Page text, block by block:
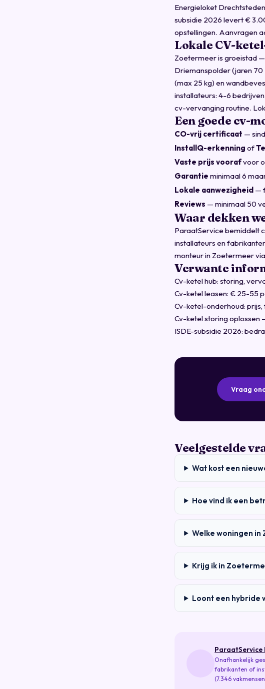
Energieloket Drechtsteden
subsidie 2026 levert €
opstellingen. Aanvragen
Lokale CV-
Zoetermeer is groeistad
Driemanspolder (jaren
(max 25 kg) en
installateurs: 4-6
cv-vervanging routine.
Een goede cv-
CO-vrij certificaat —
InstallQ-erkenning of
Vaste prijs voorafvoor
Garantie minimaal 6
Lokale aanwezigheid —
Reviews — minimaal 50
Waar dekken
ParaatService bemiddelt
installateurs en
monteur in Zoetermeer
Verwante
Cv-ketel hub: storing,
Cv-ketel leasen: € 25-55
Cv-ketel-onderhoud:
Cv-ketel storing oplossen
ISDE-subsidie 2026:
Vraag
Veelgestelde
Wat kost een
Hoe vind ik een
Welke woningen
Krijg ik in
Loont een hybride
ParaatService
Onafhankelijk
fabrikanten of
(7.346